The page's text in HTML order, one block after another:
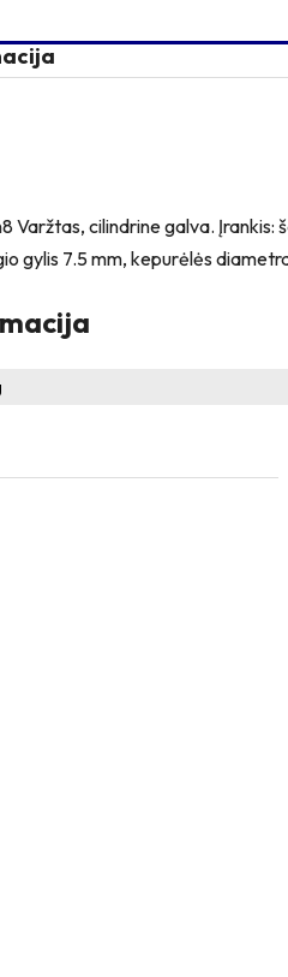
Varžtas, cilindrine galva.
gylis 7.5 mm, kepurėlės